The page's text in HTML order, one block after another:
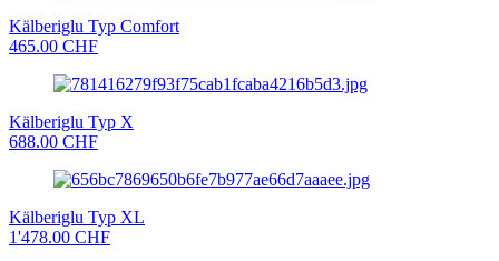
Kälberiglu Typ Comfort
465.00 CHF
Kälberiglu Typ X
688.00 CHF
Kälberiglu Typ XL
1'478.00 CHF